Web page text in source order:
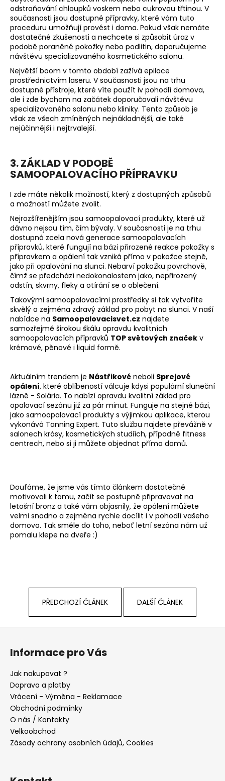
odstraňování chloupků voskem nebo cukrovou třtinou. V
současnosti jsou dostupné přípravky, které vám tuto
proceduru umožňují provést i doma. Pokud však nemáte
dostatečné zkušenosti a nechcete si způsobit úraz v
podobě poraněné pokožky nebo podlitin, doporučujeme
návštěvu specializovaného kosmetického salonu.
Největší boom v tomto období zažívá epilace
prostřednictvím laseru. V současnosti jsou na trhu
dostupné přístroje, které víte použít iv pohodlí domova,
ale i zde bychom na začátek doporučovali návštěvu
specializovaného salonu nebo kliniky. Tento způsob je
však ze všech zmíněných nejnákladnější, ale také
nejúčinnější i nejtrvalejší.
3. ZÁKLAD V PODOBĚ
SAMOOPALOVACÍHO PŘÍPRAVKU
I zde máte několik možností, který z dostupných způsobů
a možností můžete zvolit.
Nejrozšířenějším jsou samoopalovací produkty, které už
dávno nejsou tím, čím bývaly. V současnosti je na trhu
dostupná zcela nová generace samoopalovacích
přípravků, které fungují na bázi přirozené reakce pokožky s
přípravkem a opálení tak vzniká přímo v pokožce stejně,
jako při opalování na slunci. Nebarví pokožku povrchově,
čímž se předchází nedokonalostem jako, nepřirozený
odstín, skvrny, fleky a otírání se o oblečení.
Takovými samoopalovacími prostředky si tak vytvoříte
skvělý a zejména zdravý základ pro pobyt na slunci. V naší
nabídce na Samoopalovacisvet.cz najdete
samozřejmě širokou škálu opravdu kvalitních
samoopalovacích přípravků TOP světových značek v
krémové, pěnové i liquid formě.
Aktuálním trendem je Nástřikové neboli Sprejové
opálení, které oblíbeností válcuje kdysi populární sluneční
lázně - Solária. To nabízí opravdu kvalitní základ pro
opalovací sezónu již za pár minut. Funguje na stejné bázi,
jako samoopalovací produkty s výjimkou aplikace, kterou
vykonává Tanning Expert. Tuto službu najdete převážně v
salonech krásy, kosmetických studiích, případně fitness
centrech, nebo si ji můžete objednat přímo domů.
Doufáme, že jsme vás tímto článkem dostatečně
motivovali k tomu, začít se postupně připravovat na
letošní bronz a také vám objasnily, že opálení můžete
velmi snadno a zejména rychle docílit i v pohodlí vašeho
domova. Tak směle do toho, neboť letní sezóna nám už
pomalu klepe na dveře :)
PŘEDCHOZÍ ČLÁNEK DALŠÍ ČLÁNEK
Z
Informace pro Vás
Jak nakupovat ?
Doprava a platby
Vrácení - Výměna - Reklamace
Obchodní podmínky
O nás / Kontakty
Velkoobchod
Zásady ochrany osobních údajů, Cookies